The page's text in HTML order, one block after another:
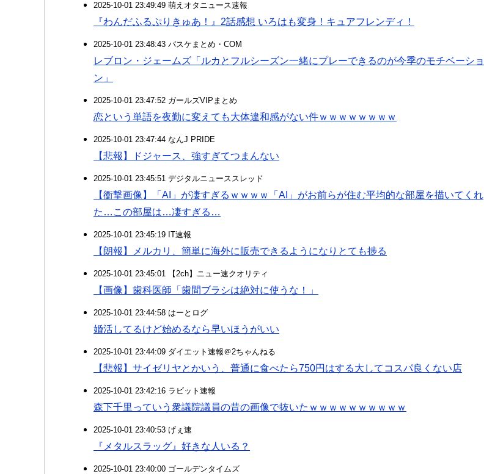
2025-10-01 23:49:49 萌えオタニュース速報
『わんだふるぷりきゅあ！』2話感想 いろはも変身！キュアフレンディ！
2025-10-01 23:48:43 バスケまとめ・COM
レブロン・ジェームズ「ルカとフルシーズン一緒にプレーできるのが今季のモチベーショ
ン」
2025-10-01 23:47:52 ガールズVIPまとめ
恋という単語を夜勤に変えても大体違和感がない件ｗｗｗｗｗｗｗｗ
2025-10-01 23:47:44 なんJ PRIDE
【悲報】ドジャース、強すぎてつまんない
2025-10-01 23:45:51 デジタルニューススレッド
【衝撃画像】「AI」が凄すぎるｗｗｗｗ「AI」がお前らが住む平均的な部屋を描いてくれ
た…この部屋は…凄すぎる…
2025-10-01 23:45:19 IT速報
【朗報】メルカリ、簡単に海外に販売できるようになりとても捗る
2025-10-01 23:45:01 【2ch】ニュー速クオリティ
【画像】歯科医師「歯間ブラシは絶対に使うな！」
2025-10-01 23:44:58 はーとログ
婚活してるけど始めるなら早いほうがいい
2025-10-01 23:44:09 ダイエット速報＠2ちゃんねる
【悲報】サイゼリヤとかいう、普通に食べたら750円はする大してコスパ良くない店
2025-10-01 23:42:16 ラビット速報
森下千里っていう衆議院議員の昔の画像で抜いたｗｗｗｗｗｗｗｗｗｗ
2025-10-01 23:40:53 げぇ速
『メタルスラッグ』好きな人いる？
2025-10-01 23:40:00 ゴールデンタイムズ